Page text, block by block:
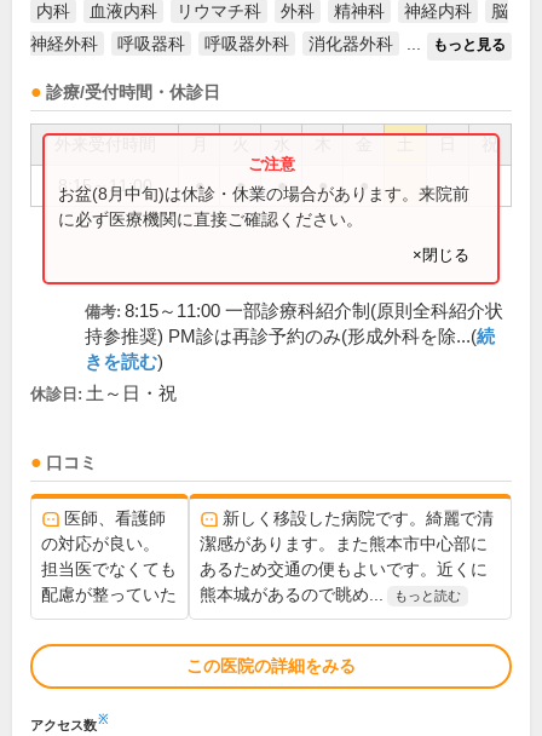
内科 血液内科 リウマチ科 外科 精神科 神経内科
脳
神経外科
呼吸器科 呼吸器外科 消化器外科 もっと見る
診療/受付時間・休診日
祝
8:15～11:00 ● ● ● ● ●
お盆(8月中旬)は休診・休業の場合があります。来院前
に必ず医療機関に直接ご確認ください。
×閉じる
備考: 8:15～11:00 一部診療科紹介制(原則全科紹介状
持参推奨) PM診は再診予約のみ(形成外科を除...(続
きを読む)
休診日: 土～日・祝
口コミ
医師、看護師
の対応が良い。
担当医でなくても
配慮が整っていた
新しく移設した病院です。綺麗で清
潔感があります。また熊本市中心部に
あるため交通の便もよいです。近くに
熊本城があるので眺め...
もっと読む
この医院の詳細をみる
アクセス数※